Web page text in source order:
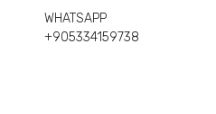
WHATSAPP
+905334159738